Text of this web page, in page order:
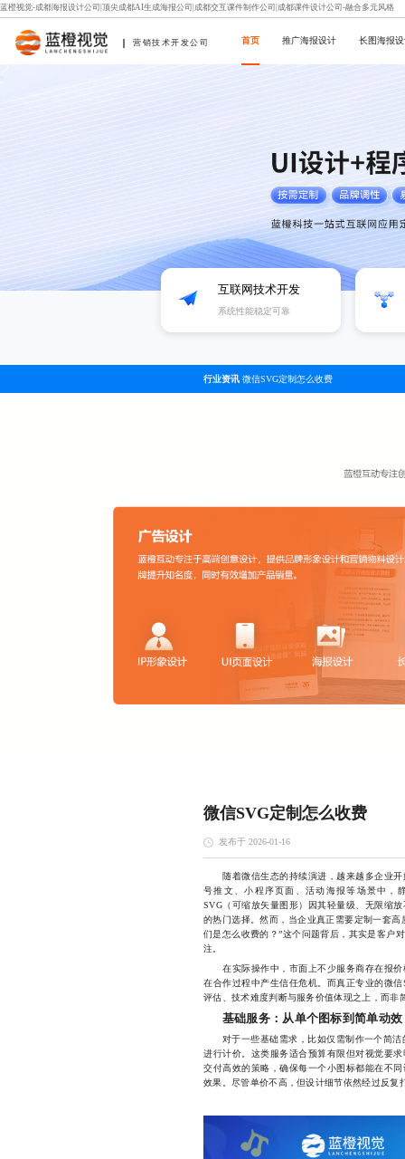
蓝橙视觉-成都海报设计公司|顶尖成都AI生成海报公司|成都交互课件制作公司|成都课件设计公司-融合多元风格
营销技术开发公司 首页 推广海报设计 长图海报
互联网技术开发
系统性能稳定可靠
行业资讯 微信SVG定制怎么收费
微信SVG定制怎么收费
发布于 2026-01-16
随着微信生态的持续演进，越来越多企业开
号推文、小程序页面、活动海报等场景中，
SVG（可缩放矢量图形）因其轻量级、无限缩
的热门选择。然而，当企业真正需要定制一套
们是怎么收费的？”这个问题背后，其实是客户
注。
在实际操作中，市面上不少服务商存在报价
在合作过程中产生信任危机。而真正专业的微
评估、技术难度判断与服务价值体现之上，而非
基础服务：从单个图标到简单动效
对于一些基础需求，比如仅需制作一个简洁
进行计价。这类服务适合预算有限但对视觉要
交付高效的策略，确保每一个小图标都能在不
效果。尽管单价不高，但设计细节依然经过反复